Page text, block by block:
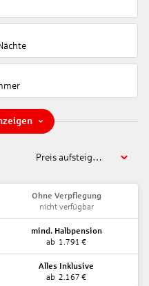
Preis aufsteigend
Ohne Verpflegung
nicht verfügbar
mind. Halbpension
ab 1.791 €
Alles Inklusive
ab 2.167 €